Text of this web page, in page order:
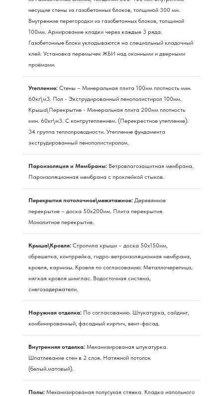
несущие стены из газобетонных блоков, толщиной 300 мм.
Внутренние перегородки из газобетонных блоков, толщиной
100мм. Армирование кладки через каждые 3 ряда.
Газобетонные блоки укладываются на специальный кладочный
клей. Установка перемычек ЖБИ над оконными и дверными
проёмами.
Утепление: Стены – Минеральная плита 100мм плотность мин.
60кг\м3. Пол - Экструдированный пенополистирол 100мм.
Крыша\Перекрытие - Минеральная плита 200мм плотность
мин. 60кг\м3. С контрутеплением. (Перекрестное утепление).
34 группа теплопроводности. Утепление фундамента
экструдированный пенополистиролом.
Пароизоляция и Мембраны: Ветровлагозащитная мембрана.
Пароизоляционная мембрана с проклейкой стыков.
Перекрытия потолочное\межэтажное: Деревянное
перекрытие – доска 50х200мм. Плита перекрытия.
Монолитное перекрытие.
Крыша\Кровля: Стропила крыши – доска 50х150мм,
обрешетка, контррейка, гидро-ветроизоляционная мембрана,
кровля, карнизы. Кровля по согласованию: Металлочерепица,
мягкая кровля шинглас. Водосточная система,
снегозадержатели.
Наружная отделка: По согласованию. Штукатурка, сайдинг,
комбинированный, фасадный кирпич, вент-фасад.
Внутренняя отделка: Механизированая штукатурка.
Шпатлевание стен в 2 слоя. Натяжной потолок
(белый.матовый).
Полы: Механизированая полусухая стяжка. Кладка напольного